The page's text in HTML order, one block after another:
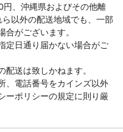
、沖縄県およびその他離
以外の配送地域でも、一部
がございます。
定日通り届かない場合がご
送は致しかねます。
、電話番号をカインズ以外
ーポリシーの規定に則り厳